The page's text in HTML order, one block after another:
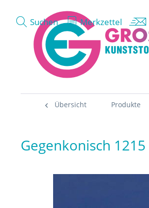
Suchen Merkzettel
Übersicht Produkte
Gegenkonisch 1215